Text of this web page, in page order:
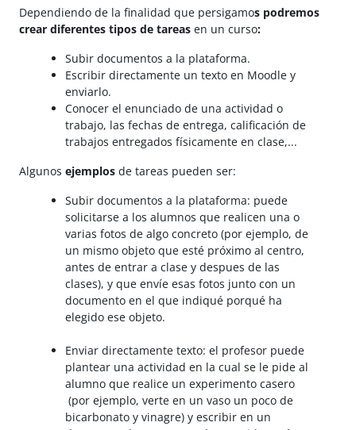
Dependiendo de la finalidad que persigamos podremos
crear diferentes tipos de tareas en un curso:
Subir documentos a la plataforma.
Escribir directamente un texto en Moodle y
enviarlo.
Conocer el enunciado de una actividad o
trabajo, las fechas de entrega, calificación de
trabajos entregados físicamente en clase,...
Algunos ejemplos de tareas pueden ser:
Subir documentos a la plataforma: puede
solicitarse a los alumnos que realicen una o
varias fotos de algo concreto (por ejemplo, de
un mismo objeto que esté próximo al centro,
antes de entrar a clase y despues de las
clases), y que envíe esas fotos junto con un
documento en el que indiqué porqué ha
elegido ese objeto.
Enviar directamente texto: el profesor puede
plantear una actividad en la cual se le pide al
alumno que realice un experimento casero
(por ejemplo, verte en un vaso un poco de
bicarbonato y vinagre) y escribir en un